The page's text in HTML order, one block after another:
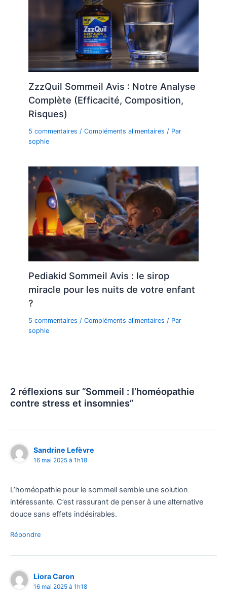
ZzzQuil Sommeil Avis : Notre Analyse
Complète (Efficacité, Composition,
Risques)
5 commentaires /Compléments alimentaires / Par
sophie
Pediakid Sommeil Avis : le sirop
miracle pour les nuits de votre enfant
?
5 commentaires /Compléments alimentaires / Par
sophie
2 réflexions sur “Sommeil : l’homéopathie
contre stress et insomnies”
Sandrine Lefèvre
16 mai 2025 à 1h18
L’homéopathie pour le sommeil semble une solution
intéressante. C’est rassurant de penser à une alternative
douce sans effets indésirables.
Répondre
Liora Caron
16 mai 2025 à 1h18